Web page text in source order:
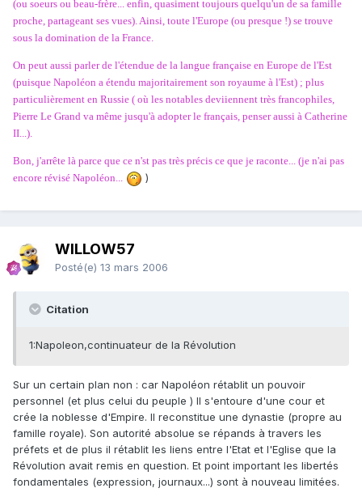
(ou soeurs ou beau-frère... enfin, quasiment toujours quelqu'un de sa famille
proche, partageant ses vues). Ainsi, toute l'Europe (ou presque !) se trouve
sous la domination de la France.
On peut aussi parler de l'étendue de la langue française en Europe de l'Est
(puisque Napoléon a étendu majoritairement son royaume à l'Est) ; plus
particulièrement en Russie ( où les notables deviiennent très francophiles,
Pierre Le Grand va même jusqu'à adopter le français, penser aussi à Catherine
II...).
Bon, j'arrête là parce que ce n'st pas très précis ce que je raconte... (je n'ai pas
encore révisé Napoléon...
)
WILLOW57
Posté(e) 13 mars 2006
Citation
1:Napoleon,continuateur de la Révolution
Sur un certain plan non : car Napoléon rétablit un pouvoir
personnel (et plus celui du peuple ) Il s'entoure d'une cour et
crée la noblesse d'Empire. Il reconstitue une dynastie (propre au
famille royale). Son autorité absolue se répands à travers les
préfets et de plus il rétablit les liens entre l'Etat et l'Eglise que la
Révolution avait remis en question. Et point important les libertés
fondamentales (expression, journaux...) sont à nouveau limitées.